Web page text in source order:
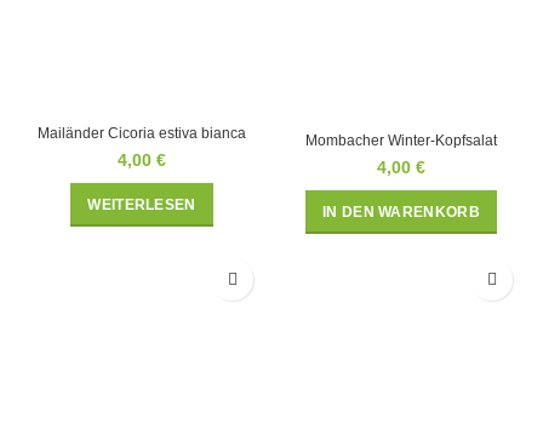
Mailänder Cicoria estiva bianca
4,00 €
WEITERLESEN
Mombacher Winter-Kopfsalat
4,00 €
IN DEN WARENKORB